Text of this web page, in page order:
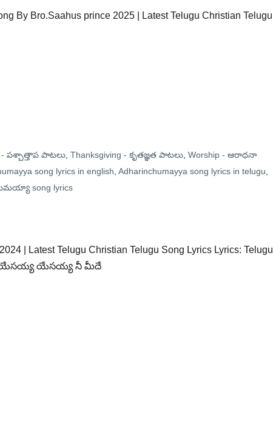
By Bro.Saahus prince 2025 | Latest Telugu Christian Telugu
- పశ్చాత్తాప పాటలు Thanksgiving - కృతజ్ఞత పాటలు Worship - ఆరాధనా
song lyrics in english Adharinchumayya song lyrics in telugu
song lyrics
Latest Telugu Christian Telugu Song Lyrics Lyrics: Telugu
యేసయ్య యేసయ్య నీ మీదే